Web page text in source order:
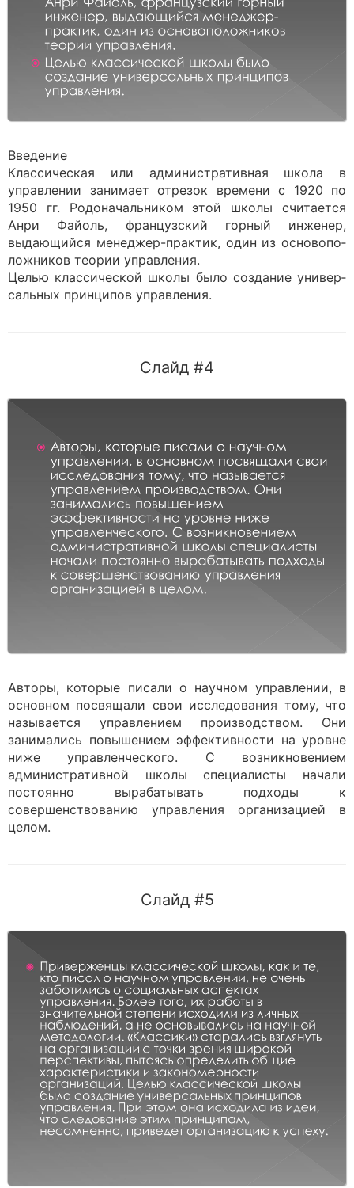
Введение
Классическая или администра­тивная школа в
управлении занимает отрезок времени с 1920 по
1950 гг. Родоначальником этой школы считается
Анри Файоль, французский горный инже­нер,
выдающийся менеджер-практик, один из основопо­
ложников теории управления.
Целью классической школы было создание универ­
сальных принципов управления.
Слайд #4
Авторы, которые писали о научном управлении, в
основном посвящали свои исследования тому, что
называется управлением производством. Они
занимались повышением эффективности на уровне
ниже управленческого. С возникновением
административной школы специалисты начали
постоянно вырабатывать подходы к
совершенствованию управления организацией в
целом.
Слайд #5